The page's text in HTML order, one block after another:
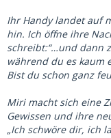
Ihr Handy landet auf
hin. Ich öffne ihre
schreibt:“…und dann
während du es kaum
Bist du schon ganz
Miri macht sich eine
Gewissen und ihre
„Ich schwöre dir, ich